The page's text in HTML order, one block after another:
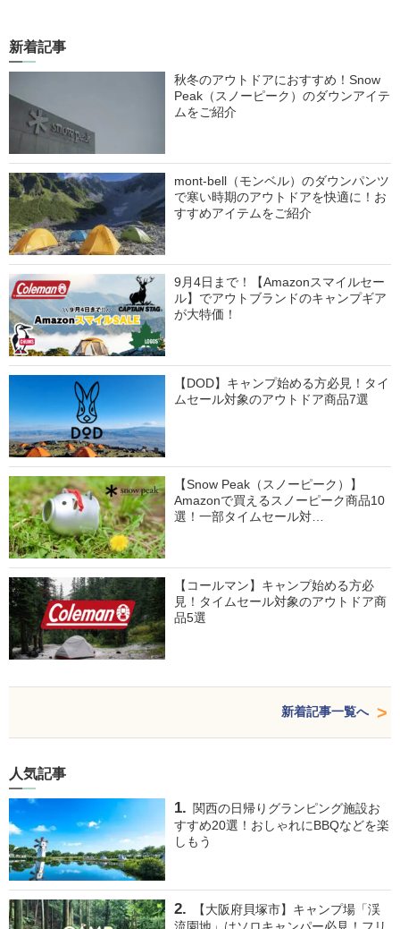
新着記事
秋冬のアウトドアにおすすめ！Snow
Peak（スノーピーク）のダウンアイテ
ムをご紹介
mont-bell（モンベル）のダウンパンツ
で寒い時期のアウトドアを快適に！お
すすめアイテムをご紹介
9月4日まで！【Amazonスマイルセー
ル】でアウトブランドのキャンプギア
が大特価！
【DOD】キャンプ始める方必見！タイ
ムセール対象のアウトドア商品7選
【Snow Peak（スノーピーク）】
Amazonで買えるスノーピーク商品10
選！一部タイムセール対…
【コールマン】キャンプ始める方必
見！タイムセール対象のアウトドア商
品5選
新着記事一覧へ
人気記事
関西の日帰りグランピング施設お
すすめ20選！おしゃれにBBQなどを楽
しもう
【大阪府貝塚市】キャンプ場「渓